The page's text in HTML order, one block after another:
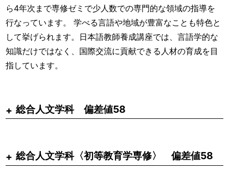
ら4年次まで専修ゼミで少人数での専門的な領域の指導を
行なっています。 学べる言語や地域が豊富なことも特色と
して挙げられます。日本語教師養成講座では、言語学的な
知識だけではなく、国際交流に貢献できる人材の育成を目
指しています。
総合人文学科 偏差値58
総合人文学科〈初等教育学専修〉 偏差値58